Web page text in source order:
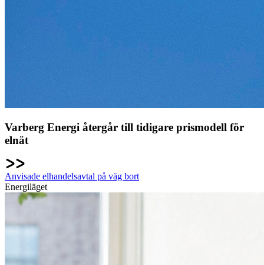
Varberg Energi återgår till tidigare prismodell för
elnät
Anvisade elhandelsavtal på väg bort
Energiläget